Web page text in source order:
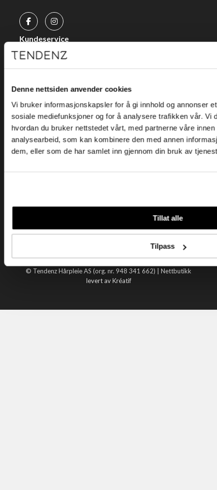
Denne nettsiden anvender cookies
Vi bruker informasjonskapsler for å gi innhold og annonser
sosiale mediefunksjoner og for å analysere trafikken vår. Vi
hvordan du bruker nettstedet vårt, med partnerne våre
analysearbeid, som kan kombinere den med annen
dem, eller som de har samlet inn gjennom din bruk av
Tillat alle
Tilpass
Kundeservice
Kjøpsvilkår
Personvern
Holtegata 26, 0355 Oslo
Telefon: +47 22 92 50 00
E-post: kundeservice@tendenz.net
Nyttige lenker
Datablad
Om oss
Handle hos oss
© Tendenz Hårpleie AS (org. nr. 948 341 662) | Nettbutikk
levert av Kréatif